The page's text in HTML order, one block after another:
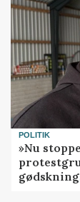
POLITIK
»Nu